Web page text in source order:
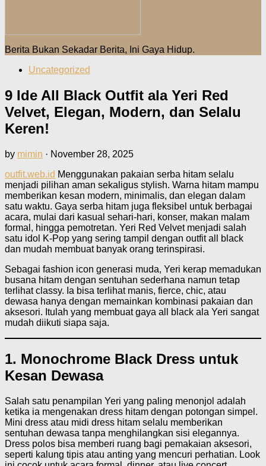
Berita Bukan Sekadar Berita, Ini Gaya Hidup.
Uncategorized
9 Ide All Black Outfit ala Yeri Red
Velvet, Elegan, Modern, dan Selalu
Keren!
by mimin · November 28, 2025
outfit.web.id Menggunakan pakaian serba hitam selalu
menjadi pilihan aman sekaligus stylish. Warna hitam mampu
memberikan kesan modern, minimalis, dan elegan dalam
satu waktu. Gaya serba hitam juga fleksibel untuk berbagai
acara, mulai dari kasual sehari-hari, konser, makan malam
formal, hingga pemotretan. Yeri Red Velvet menjadi salah
satu idol K-Pop yang sering tampil dengan outfit all black
dan mudah membuat banyak orang terinspirasi.
Sebagai fashion icon generasi muda, Yeri kerap memadukan
busana hitam dengan sentuhan sederhana namun tetap
terlihat classy. Ia bisa terlihat manis, fierce, chic, atau
dewasa hanya dengan memainkan kombinasi pakaian dan
aksesori. Itulah yang membuat gaya all black ala Yeri sangat
mudah diikuti siapa saja.
1. Monochrome Black Dress untuk
Kesan Dewasa
Salah satu penampilan Yeri yang paling menonjol adalah
ketika ia mengenakan dress hitam dengan potongan simpel.
Mini dress atau midi dress hitam selalu memberikan
sentuhan dewasa tanpa menghilangkan sisi elegannya.
Dress polos bisa memberi ruang bagi pemakaian aksesori,
seperti kalung tipis atau anting yang mencuri perhatian. Look